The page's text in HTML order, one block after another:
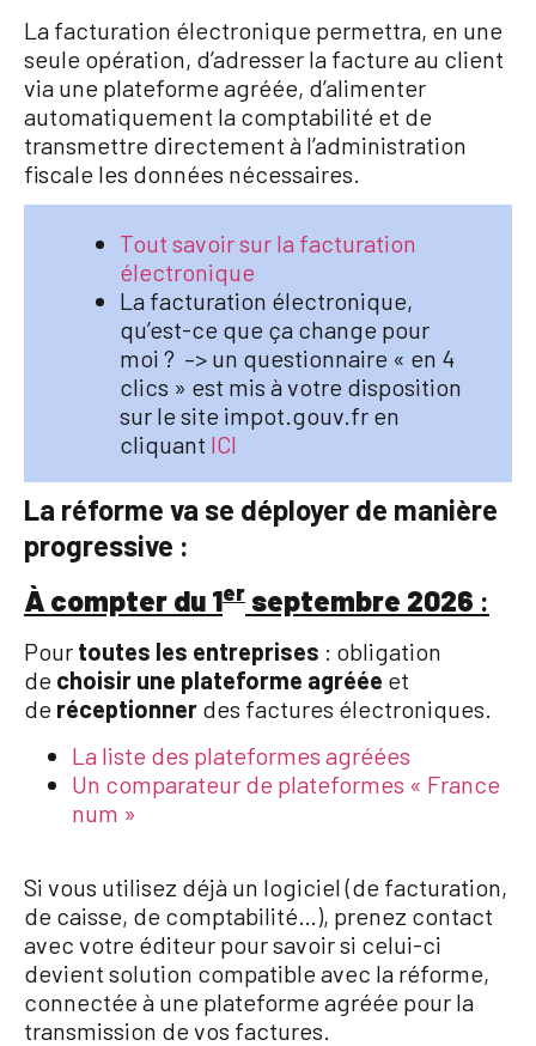
La facturation électronique permettra, en une
seule opération, d’adresser la facture au client
via une plateforme agréée, d’alimenter
automatiquement la comptabilité et de
transmettre directement à l’administration
fiscale les données nécessaires.
Tout savoir sur la facturation
électronique
La facturation électronique,
qu’est-ce que ça change pour
moi ? –> un questionnaire « en 4
clics » est mis à votre disposition
sur le site impot.gouv.fr en
cliquant ICI
La réforme va se déployer de manière
progressive :
À compter du 1er septembre 2026 :
Pour toutes les entreprises : obligation
de choisir une plateforme agréée et
de réceptionner des factures électroniques.
La liste des plateformes agréées
Un comparateur de plateformes « France
num »
Si vous utilisez déjà un logiciel (de facturation,
de caisse, de comptabilité…), prenez contact
avec votre éditeur pour savoir si celui-ci
devient solution compatible avec la réforme,
connectée à une plateforme agréée pour la
transmission de vos factures.